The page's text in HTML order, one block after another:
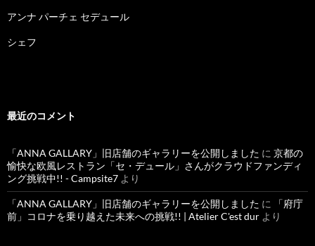
アンナ パーチェ セデュール
シェフ
最近のコメント
「ANNA GALLARY」旧店舗のギャラリーを公開しました に 京都の
愉快な欧風レストラン「セ・デュール」さんがクラウドファンディ
ング挑戦中!! - Campsite7 より
「ANNA GALLARY」旧店舗のギャラリーを公開しました に
「府庁
前」コロナを乗り越えた未来への挑戦!! | Atelier C'est dur より